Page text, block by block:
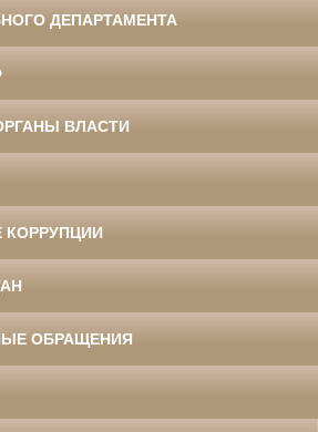
ДЕПАРТАМЕНТА
ВЛАСТИ
КОРРУПЦИИ
ОБРАЩЕНИЯ